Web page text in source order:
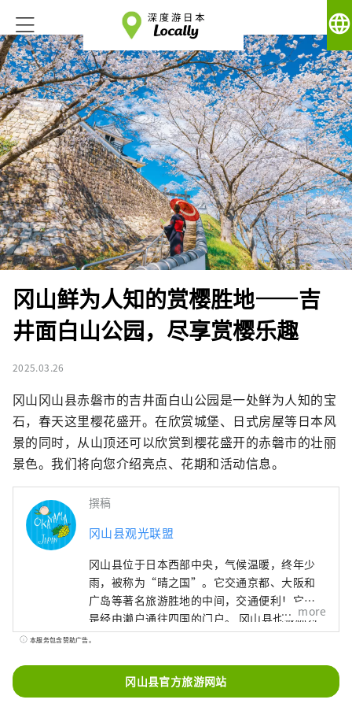
language
冈山鲜为人知的赏樱胜地——吉
井面白山公园，尽享赏樱乐趣
2025.03.26
冈山冈山县赤磐市的吉井面白山公园是一处鲜为人知的宝
石，春天这里樱花盛开。在欣赏城堡、日式房屋等日本风
景的同时，从山顶还可以欣赏到樱花盛开的赤磐市的壮丽
景色。我们将向您介绍亮点、花期和活动信息。
撰稿
冈山县观光联盟
冈山县位于日本西部中央，气候温暖，终年少
雨，被称为“晴之国”。它交通京都、大阪和
广岛等著名旅游胜地的中间，交通便利！它也
是经由濑户通往四国的门户。 冈山县也被称为
“水果冈山”，在濑户内温暖的气候下，阳光
最高品质的。 您可以品尝白桃、麝香葡萄、先
锋葡萄等时令水果！ 冈山还拥有世界级的旅游
more
本服务包含赞助广告。
冈山县官方旅游网站